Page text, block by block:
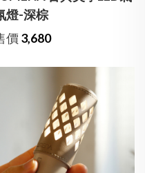
燈-深棕
價 3,680